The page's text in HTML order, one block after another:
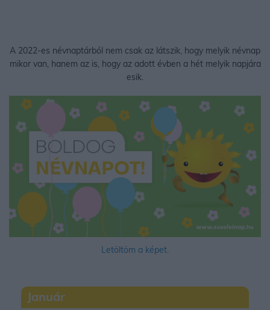
A 2022-es névnaptárból nem csak az látszik, hogy melyik névnap
mikor van, hanem az is, hogy az adott évben a hét melyik napjára
esik.
Letöltöm a képet.
Január